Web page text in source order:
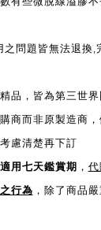
問題皆無法退換,
品，皆為第三世
商而非原製造商
慮清楚再下訂
用七天鑑賞期 ，
行為 ，除了商品